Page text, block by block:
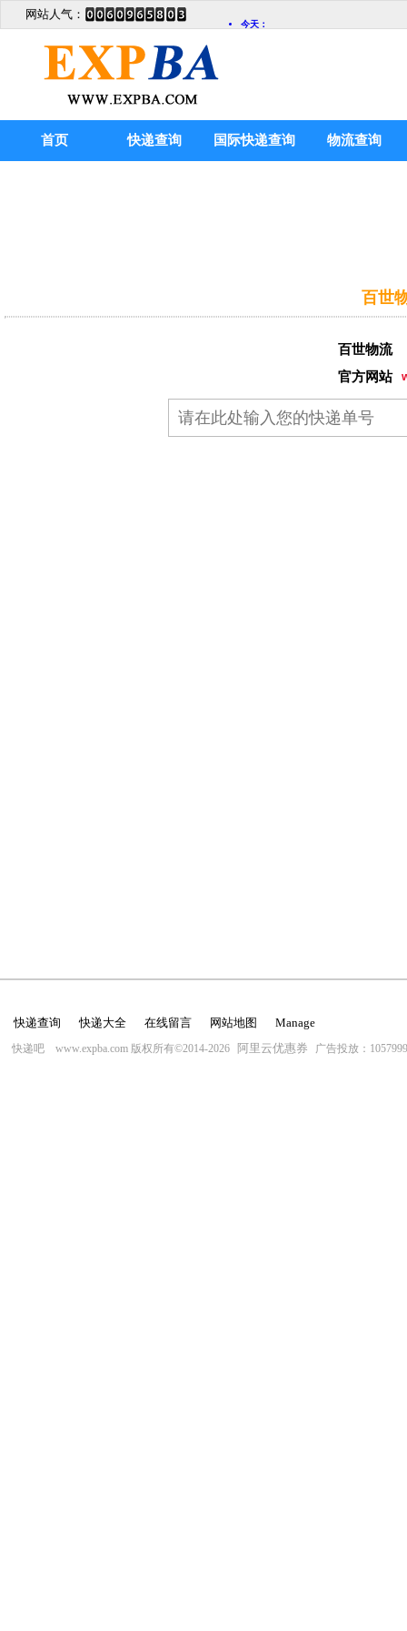
网站人气：
首页 快递查询 国际快递查询 物流查询
百世
百世物流
官方网站
快递查询 快递大全 在线留言 网站地图 Manage
快递吧 www.expba.com 版权所有©2014-2026 阿里云优惠券 广告投放：